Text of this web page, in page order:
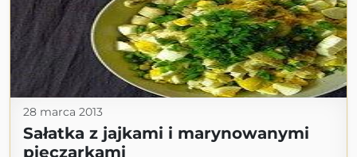
28 marca 2013
Sałatka z jajkami i marynowanymi
pieczarkami